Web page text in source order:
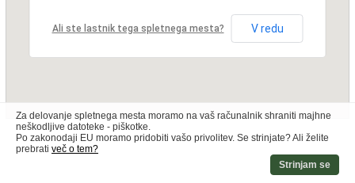
Ali ste lastnik tega spletnega mesta? V redu
Za delovanje spletnega mesta moramo na vaš računalnik shraniti majhne
neškodljive datoteke - piškotke.
Po zakonodaji EU moramo pridobiti vašo privolitev. Se strinjate? Ali želite
prebrati več o tem?
Strinjam se